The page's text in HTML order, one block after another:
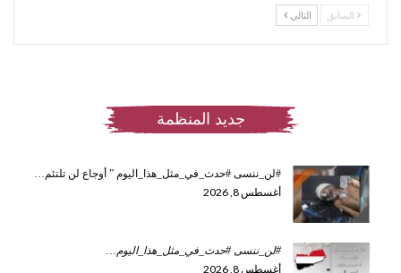
السابق التالي
جديد المنظمة
#لن_ننسى #حدث_في_مثل_هذا_اليوم ” أوجاع لن تلتئم…
أغسطس 8, 2026
#لن_ننسى #حدث_في_مثل_هذا_اليوم…
أغسطس 8, 2026